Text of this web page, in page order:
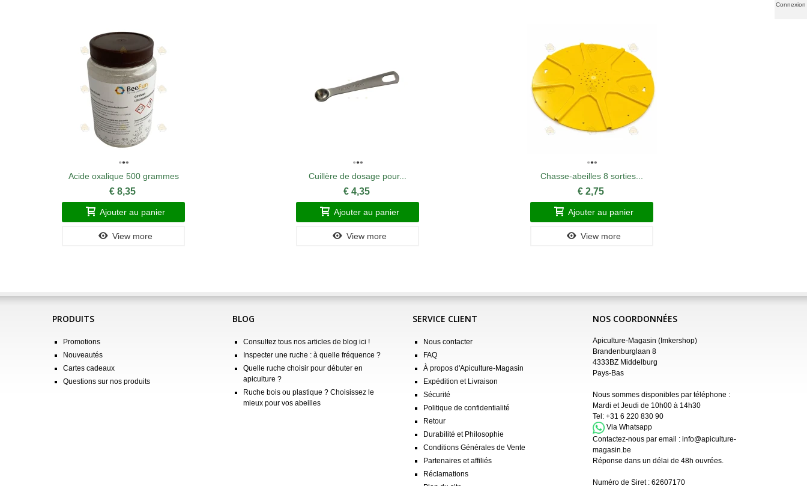
Acide oxalique 500 grammes
€ 8,35
Ajouter au panier
View more
Cuillère de dosage pour...
€ 4,35
Ajouter au panier
View more
Chasse-abeilles 8 sorties...
€ 2,75
Ajouter au panier
View more
PRODUITS
Promotions
Nouveautés
Cartes cadeaux
Questions sur nos produits
BLOG
Consultez tous nos articles de blog ici !
Inspecter une ruche : à quelle fréquence ?
Quelle ruche choisir pour débuter en
apiculture ?
Ruche bois ou plastique ? Choisissez le
mieux pour vos abeilles
SERVICE CLIENT
Nous contacter
FAQ
À propos d'Apiculture-Magasin
Expédition et Livraison
Sécurité
Politique de confidentialité
Retour
Durabilité et Philosophie
Conditions Générales de Vente
Partenaires et affiliés
Réclamations
NOS COORDONNÉES
Apiculture-Magasin (Imkershop)
Brandenburglaan 8
4333BZ Middelburg
Pays-Bas
Nous sommes disponibles par téléphone :
Mardi et Jeudi de 10h00 à 14h30
Tel: +31 6 220 830 90
Via Whatsapp
Contactez-nous par email : info@apiculture-
magasin.be
Réponse dans un délai de 48h ouvrées.
Numéro de Siret : 62607170
Connexion